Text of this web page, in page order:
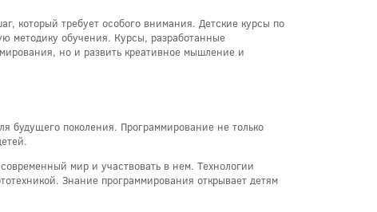
который требует особого внимания. Детские курсы по
методику обучения. Курсы, разработанные
но и развить креативное мышление и
будущего поколения. Программирование не только
мир и участвовать в нем. Технологии
Знание программирования открывает детям